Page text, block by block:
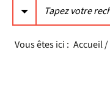
Vous êtes ici : Accueil/